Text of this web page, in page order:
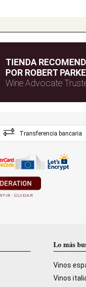
TIENDA
POR ROBERT
Wine Advocate
Transferencia bancaria
Lo más
Vinos
Vinos